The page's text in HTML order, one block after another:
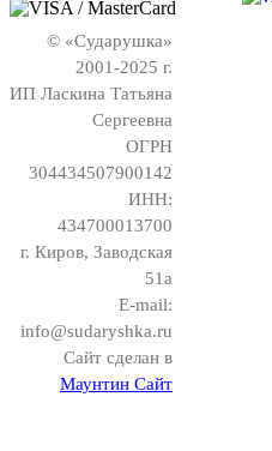
© «Сударушка»
2001-2025 г.
ИП Ласкина Татьяна
Сергеевна
ОГРН
304434507900142
ИНН:
434700013700
г. Киров, Заводская
51а
E-mail:
info@sudaryshka.ru
Сайт сделан в
Маунтин Сайт